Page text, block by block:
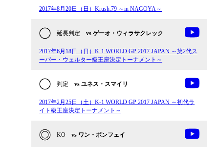
2017年8月20日（日）Krush.79 ～in NAGOYA～
延長判定 vs ゲーオ・ウィラサクレック
2017年6月18日（日）K-1 WORLD GP 2017 JAPAN ～第2代ス
ーパー・ウェルター級王座決定トーナメント～
判定 vs ユネス・スマイリ
2017年2月25日（土）K-1 WORLD GP 2017 JAPAN ～初代ラ
イト級王座決定トーナメント～
KO vs ワン・ポンフェイ